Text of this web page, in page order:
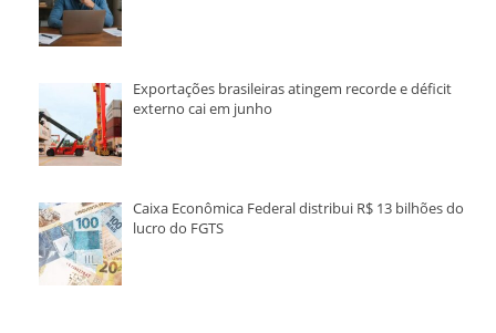
Exportações brasileiras atingem recorde e déficit
externo cai em junho
Caixa Econômica Federal distribui R$ 13 bilhões do
lucro do FGTS